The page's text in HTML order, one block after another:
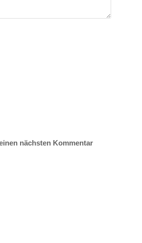
nächsten Kommentar